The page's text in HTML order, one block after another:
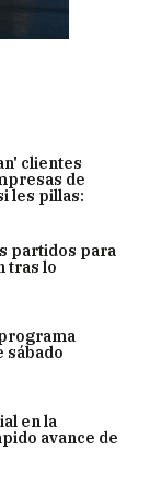
clientes
de
les pillas:
partidos para
tras lo
sábado
en la
avance de